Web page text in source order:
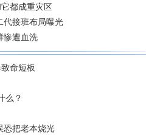
都成重灾区
代接班布局曝光
惨遭血洗
命短板
么？
恐把老本烧光